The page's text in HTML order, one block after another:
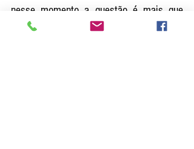
nesse momento a questão é mais que
prioridade, é de urgência e no sentido de